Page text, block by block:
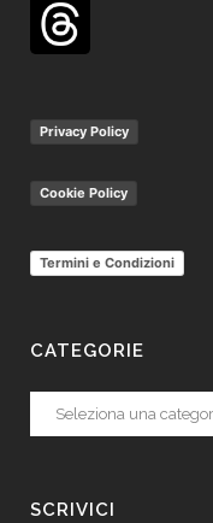
Privacy Policy
Cookie Policy
Termini e Condizioni
CATEGORIE
Categorie
SCRIVICI